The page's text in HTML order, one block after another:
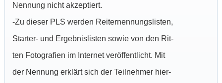
Nennung nicht akzeptiert.
-Zu dieser PLS werden Reiternennungslisten,
Starter- und Ergebnislisten sowie von den Rit-
ten Fotografien im Internet veröffentlicht. Mit
der Nennung erklärt sich der Teilnehmer hier-